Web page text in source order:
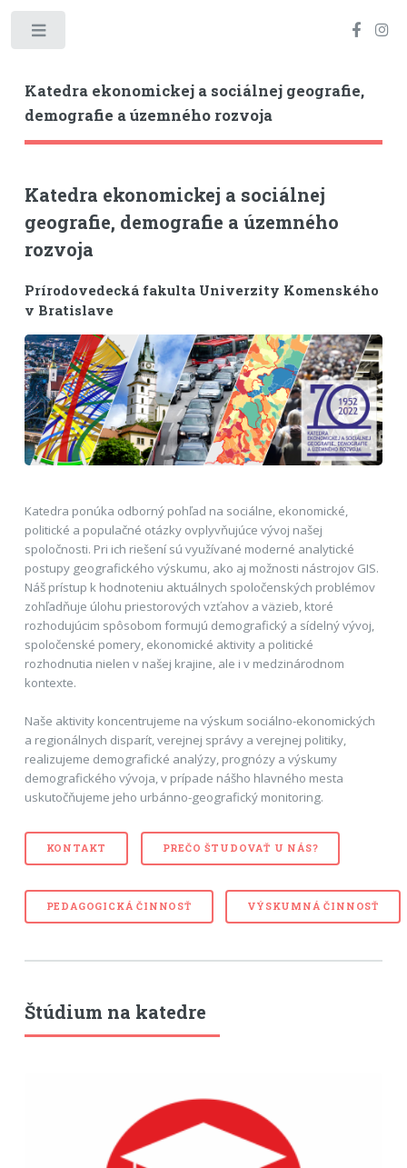
Katedra ekonomickej a sociálnej geografie,
demografie a územného rozvoja
Katedra ekonomickej a sociálnej
geografie, demografie a územného
rozvoja
Prírodovedecká fakulta Univerzity Komenského
v Bratislave
Katedra ponúka odborný pohľad na sociálne, ekonomické,
politické a populačné otázky ovplyvňujúce vývoj našej
spoločnosti. Pri ich riešení sú využívané moderné analytické
postupy geografického výskumu, ako aj možnosti nástrojov GIS.
Náš prístup k hodnoteniu aktuálnych spoločenských problémov
zohľadňuje úlohu priestorových vzťahov a väzieb, ktoré
rozhodujúcim spôsobom formujú demografický a sídelný vývoj,
spoločenské pomery, ekonomické aktivity a politické
rozhodnutia nielen v našej krajine, ale i v medzinárodnom
kontexte.
Naše aktivity koncentrujeme na výskum sociálno-ekonomických
a regionálnych disparít, verejnej správy a verejnej politiky,
realizujeme demografické analýzy, prognózy a výskumy
demografického vývoja, v prípade nášho hlavného mesta
uskutočňujeme jeho urbánno-geografický monitoring.
KONTAKT PREČO ŠTUDOVAŤ U NÁS?
PEDAGOGICKÁ ČINNOSŤ VÝSKUMNÁ ČINNOSŤ
Štúdium na katedre